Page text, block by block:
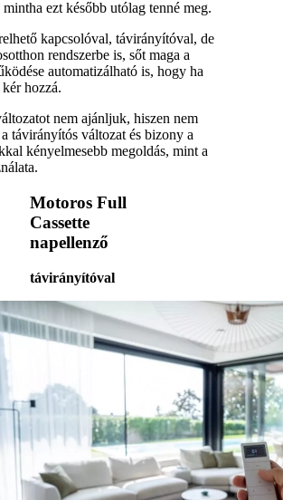
ezt később utólag tenné meg.
kapcsolóval, távirányítóval, de
rendszerbe is, sőt maga a
automatizálható is, hogy ha
hozzá.
nem ajánljuk, hiszen nem
távirányítós változat és bizony a
kényelmesebb megoldás, mint a
Motoros Full
Cassette
napellenző
távirányítóval